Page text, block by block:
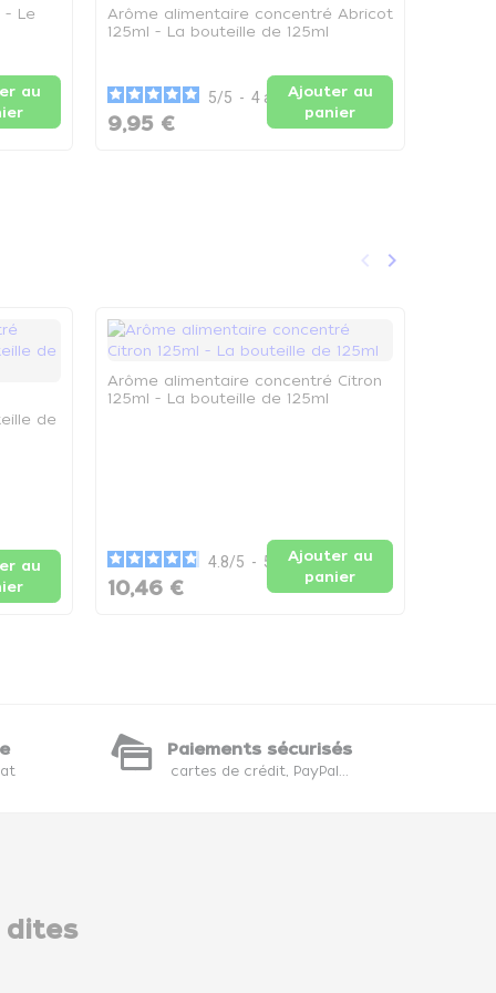
- Le
au
Arôme alimentaire concentré Abricot
125ml - La bouteille de 125ml
5/5 - 4 avis
9,95 €
Ajouter au
panier
Précédent
keyboard_arrow_left Suivant
keyboard_arrow_right
de
au
Arôme alimentaire concentré Citron
125ml - La bouteille de 125ml
4.8/5 - 5 avis
10,46 €
Ajouter au
panier
Paiements sécurisés
cartes de crédit, PayPal...
dites